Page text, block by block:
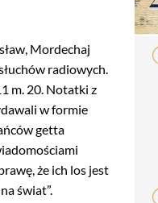
Mordechaj
radiowych.
m. 20. Notatki z
w formie
getta
że ich los jest
świat”.